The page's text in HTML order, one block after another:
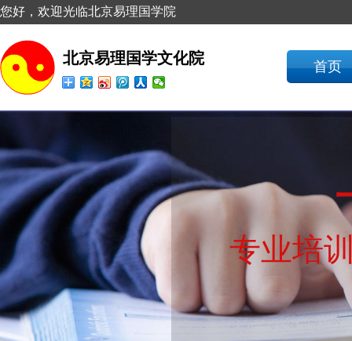
北京易理国学文化院
您好，欢迎光临北京易理国学院
首页
专业培